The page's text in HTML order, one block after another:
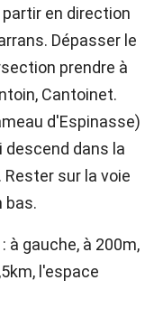
partir en direction
Dépasser le
prendre à
Cantoinet.
d'Espinasse)
descend dans la
sur la voie
bas.
à gauche, à 200m,
l'espace